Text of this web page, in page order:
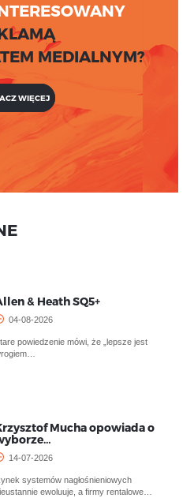
MEDIALNYM?
WIĘCEJ
& Heath SQ5+
04-08-2026
powiedzenie mówi, że „lepsze jest
Mucha opowiada o
14-07-2026
systemów nagłośnieniowych
ewoluuje, a firmy rentalowe…